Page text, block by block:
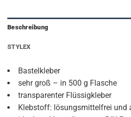
Beschreibung
STYLEX
Bastelkleber
sehr groß – in 500 g Flasche
transparenter Flüssigkleber
Klebstoff: lösungsmittelfrei und